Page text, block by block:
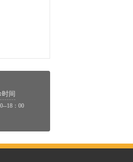
时间
18：00